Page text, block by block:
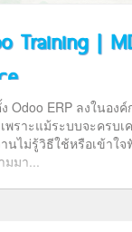
Training |
Odoo ERP ลงในองค์
เพราะแม้ระบบจะครบ
นไม่รู้วิธีใช้หรือเข้าใ
มมา...